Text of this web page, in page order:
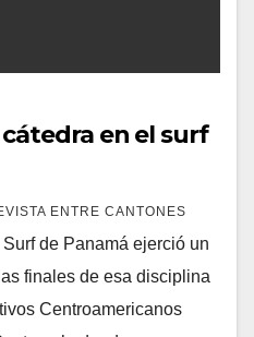
en el surf
ENTRE CANTONES
de Panamá ejerció un
finales de esa disciplina
Centroamericanos